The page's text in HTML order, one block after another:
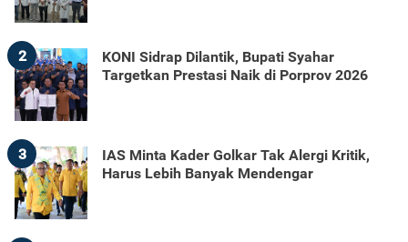
2
KONI Sidrap Dilantik, Bupati Syahar
Targetkan Prestasi Naik di Porprov 2026
3
IAS Minta Kader Golkar Tak Alergi Kritik,
Harus Lebih Banyak Mendengar